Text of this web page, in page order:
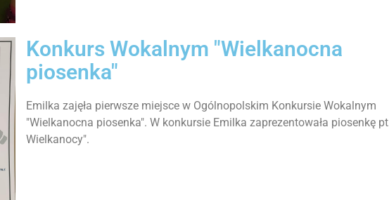
Konkurs Wokalnym "Wielkanocna
piosenka"
Emilka zajęła pierwsze miejsce w Ogólnopolskim Konkursie Wokalnym
"Wielkanocna piosenka". W konkursie Emilka zaprezentowała piosenkę
Wielkanocy".